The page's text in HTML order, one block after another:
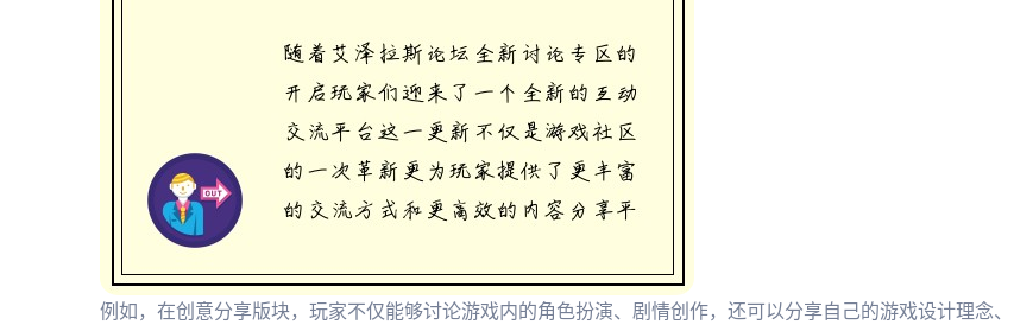
例如，在创意分享版块，玩家不仅能够讨论游戏内的角色扮演、剧情创作，还可以分享自己的游戏设计理念、